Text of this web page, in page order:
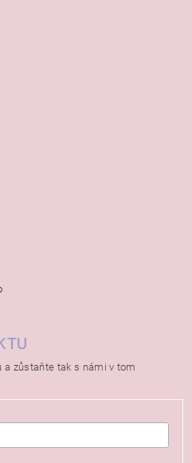
a zůstaňte tak s námi v tom